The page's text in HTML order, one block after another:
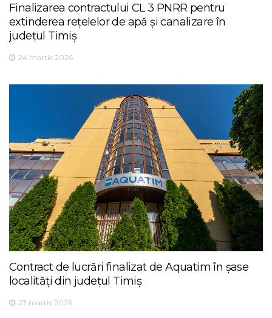
Finalizarea contractului CL 3 PNRR pentru
extinderea rețelelor de apă și canalizare în
județul Timiș
24 martie 2026
Contract de lucrări finalizat de Aquatim în șase
localități din județul Timiș
23 martie 2026